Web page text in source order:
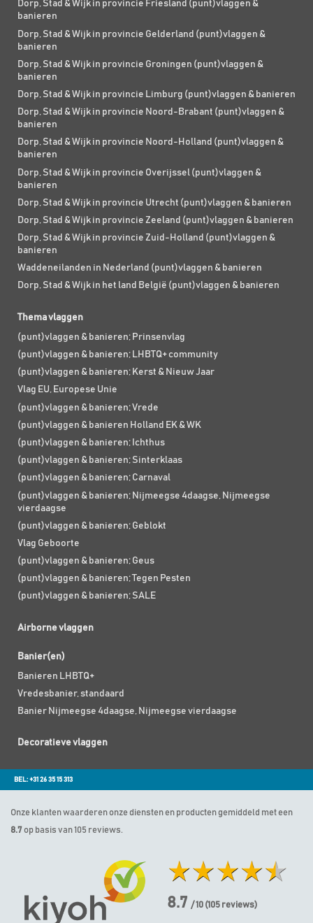
Dorp, Stad & Wijk in provincie Friesland (punt)vlaggen &
banieren
Dorp, Stad & Wijk in provincie Gelderland (punt)vlaggen &
banieren
Dorp, Stad & Wijk in provincie Groningen (punt)vlaggen &
banieren
Dorp, Stad & Wijk in provincie Limburg (punt)vlaggen & banieren
Dorp, Stad & Wijk in provincie Noord-Brabant (punt)vlaggen &
banieren
Dorp, Stad & Wijk in provincie Noord-Holland (punt)vlaggen &
banieren
Dorp, Stad & Wijk in provincie Overijssel (punt)vlaggen &
banieren
Dorp, Stad & Wijk in provincie Utrecht (punt)vlaggen & banieren
Dorp, Stad & Wijk in provincie Zeeland (punt)vlaggen & banieren
Dorp, Stad & Wijk in provincie Zuid-Holland (punt)vlaggen &
banieren
Waddeneilanden in Nederland (punt)vlaggen & banieren
Dorp, Stad & Wijk in het land België (punt)vlaggen & banieren
Thema vlaggen
(punt)vlaggen & banieren; Prinsenvlag
(punt)vlaggen & banieren; LHBTQ+ community
(punt)vlaggen & banieren; Kerst & Nieuw Jaar
Vlag EU, Europese Unie
(punt)vlaggen & banieren; Vrede
(punt)vlaggen & banieren Holland EK & WK
(punt)vlaggen & banieren; Ichthus
(punt)vlaggen & banieren; Sinterklaas
(punt)vlaggen & banieren; Carnaval
(punt)vlaggen & banieren; Nijmeegse 4daagse, Nijmeegse
vierdaagse
(punt)vlaggen & banieren; Geblokt
Vlag Geboorte
(punt)vlaggen & banieren; Geus
(punt)vlaggen & banieren; Tegen Pesten
(punt)vlaggen & banieren; SALE
Airborne vlaggen
Banier(en)
Banieren LHBTQ+
Vredesbanier, standaard
Banier Nijmeegse 4daagse, Nijmeegse vierdaagse
Decoratieve vlaggen
BEL: +31 26 35 15 313
Onze klanten waarderen onze diensten en producten gemiddeld met een
8.7 op basis van 105 reviews.
8.7 / 10 (105 reviews)